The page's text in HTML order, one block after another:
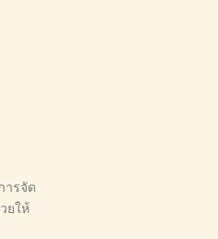
ารจัด
ยให้